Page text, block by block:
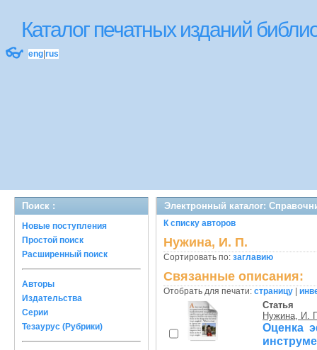
Каталог печатных изданий
👓 eng rus
Поиск :
Новые поступления
Простой поиск
Расширенный поиск
Авторы
Издательства
Серии
Тезаурус (Рубрики)
Электронный каталог:
К списку авторов
Нужина, И. П.
Сортировать по: заглавию
Связанные описания:
Отобрать для печати: страницу
Статья
Нужина, И.
Оценка